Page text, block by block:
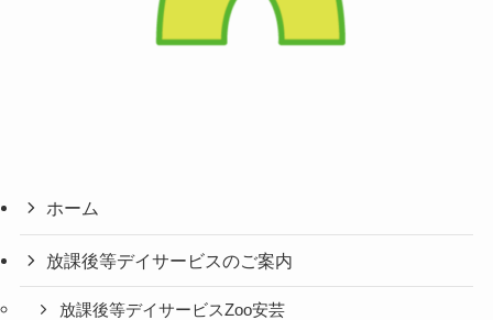
ホーム
放課後等デイサービスのご案内
放課後等デイサービスZoo安芸